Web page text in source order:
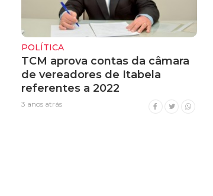
POLÍTICA
TCM aprova contas da câmara
de vereadores de Itabela
referentes a 2022
3 anos atrás